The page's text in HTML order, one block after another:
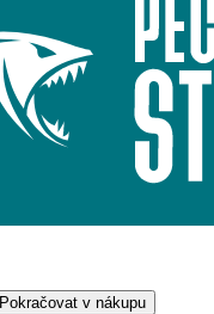
Pokračovat v nákupu